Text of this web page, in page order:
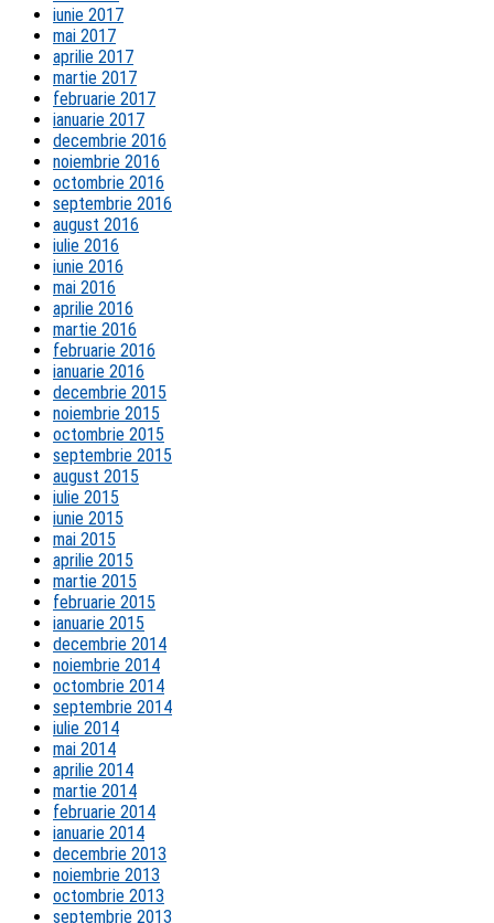
iunie 2017
mai 2017
aprilie 2017
martie 2017
februarie 2017
ianuarie 2017
decembrie 2016
noiembrie 2016
octombrie 2016
septembrie 2016
august 2016
iulie 2016
iunie 2016
mai 2016
aprilie 2016
martie 2016
februarie 2016
ianuarie 2016
decembrie 2015
noiembrie 2015
octombrie 2015
septembrie 2015
august 2015
iulie 2015
iunie 2015
mai 2015
aprilie 2015
martie 2015
februarie 2015
ianuarie 2015
decembrie 2014
noiembrie 2014
octombrie 2014
septembrie 2014
iulie 2014
mai 2014
aprilie 2014
martie 2014
februarie 2014
ianuarie 2014
decembrie 2013
noiembrie 2013
octombrie 2013
septembrie 2013